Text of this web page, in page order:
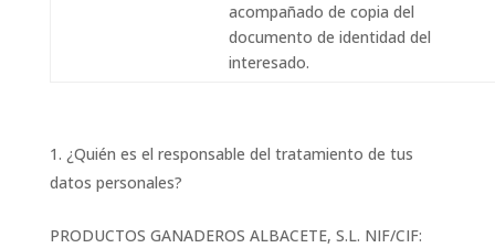
acompañado de copia del
documento de identidad del
interesado.
¿Quién es el responsable del tratamiento de tus
datos personales?
PRODUCTOS GANADEROS ALBACETE, S.L. NIF/CIF: